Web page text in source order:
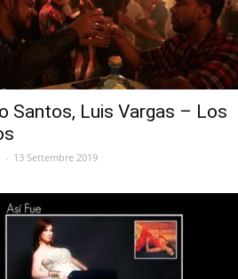
Santos, Luis Vargas – Los
- 13 Settembre 2019